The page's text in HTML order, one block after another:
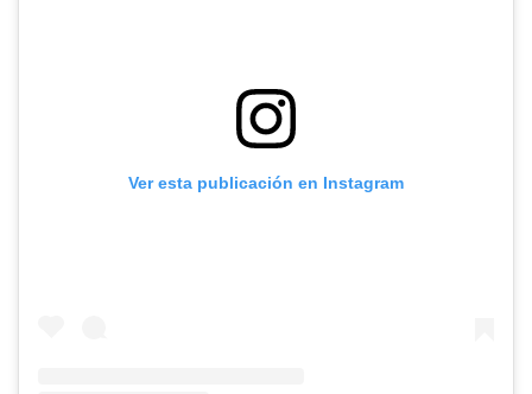
Ver esta publicación en Instagram